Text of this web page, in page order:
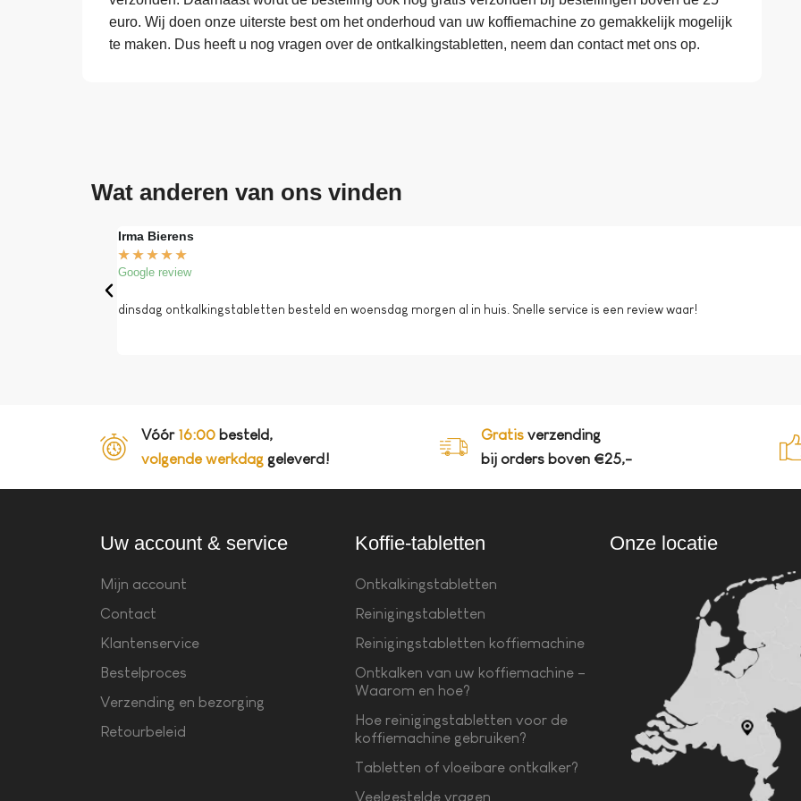
euro. Wij doen onze uiterste best om het onderhoud van uw koffiemachine zo gemakkelijk mogelijk
te maken. Dus heeft u nog vragen over de ontkalkingstabletten, neem dan contact met ons op.
Wat anderen van ons vinden
Irma Bierens
★ ★ ★ ★ ★
Google review
dinsdag ontkalkingstabletten besteld en woensdag morgen al in huis. Snelle service is een review waar!
Vóór 16:00 besteld,
volgende werkdag geleverd!
Gratis verzending
bij orders boven €25,-
Uw account & service
Mijn account
Contact
Klantenservice
Bestelproces
Verzending en bezorging
Retourbeleid
Koffie-tabletten
Ontkalkingstabletten
Reinigingstabletten
Reinigingstabletten koffiemachine
Ontkalken van uw koffiemachine –
Waarom en hoe?
Hoe reinigingstabletten voor de
koffiemachine gebruiken?
Tabletten of vloeibare ontkalker?
Veelgestelde vragen
Onze locatie